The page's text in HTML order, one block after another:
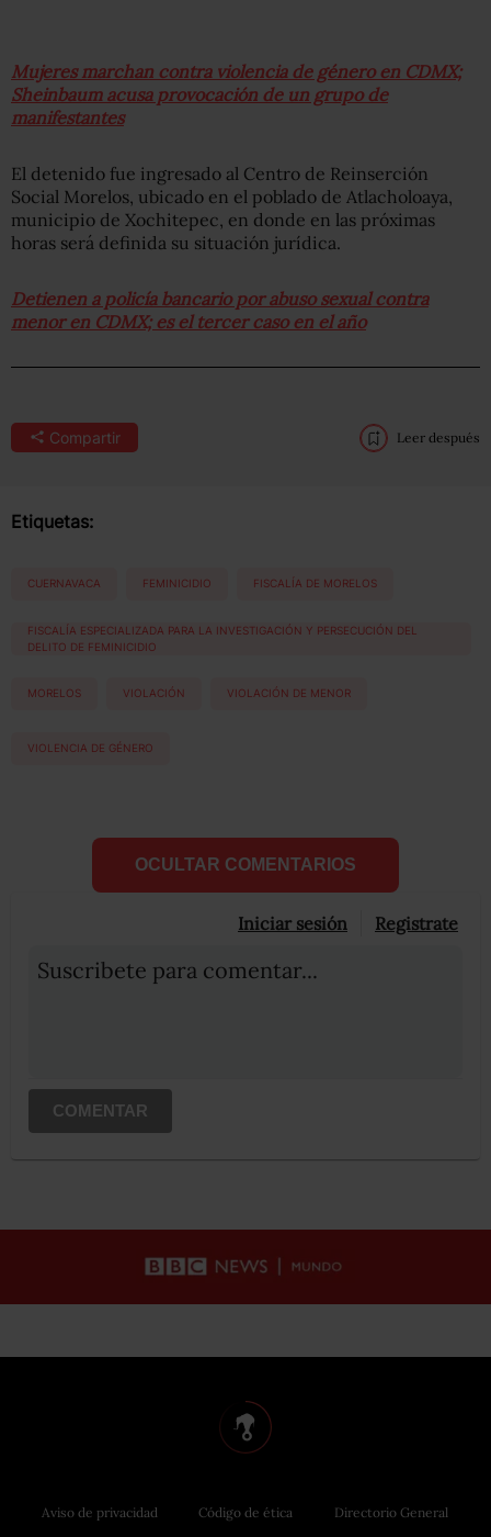
Mujeres marchan contra violencia de género en CDMX;
Sheinbaum acusa provocación de un grupo de
manifestantes
El detenido fue ingresado al Centro de Reinserción
Social Morelos, ubicado en el poblado de Atlacholoaya,
municipio de Xochitepec, en donde en las próximas
horas será definida su situación jurídica.
Detienen a policía bancario por abuso sexual contra
menor en CDMX; es el tercer caso en el año
Compartir Leer después
Etiquetas:
CUERNAVACA FEMINICIDIO FISCALÍA DE MORELOS
FISCALÍA ESPECIALIZADA PARA LA INVESTIGACIÓN Y PERSECUCIÓN DEL
DELITO DE FEMINICIDIO
MORELOS VIOLACIÓN VIOLACIÓN DE MENOR
VIOLENCIA DE GÉNERO
OCULTAR COMENTARIOS
Iniciar sesión Registrate
Suscribete para comentar...
COMENTAR
Aviso de privacidad Código de ética Directorio General